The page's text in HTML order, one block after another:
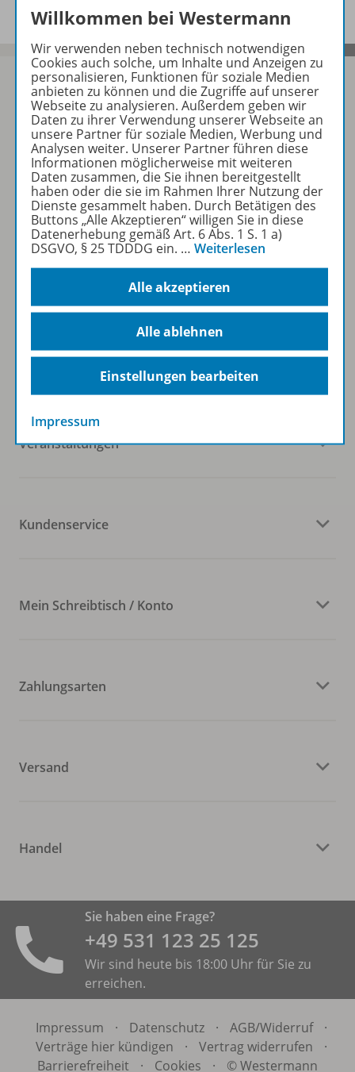
Sofort profitieren
Zum Newsletter anmelden
Folgen Sie uns auf Social Media
Westermann Gruppe
Veranstaltungen
Kundenservice
Mein Schreibtisch / Konto
Zahlungsarten
Versand
Handel
Sie haben eine Frage?
+49 531 ­123 25 125
Wir sind heute bis 18:00 Uhr für Sie zu
erreichen.
Impressum · Datenschutz · AGB/Widerruf
·
Verträge hier kündigen
· Vertrag widerrufen
·
Barrierefreiheit
· Cookies · © Westermann
Willkommen bei Westermann
Wir verwenden neben technisch notwendigen
Cookies auch solche, um Inhalte und Anzeigen zu
personalisieren, Funktionen für soziale Medien
anbieten zu können und die Zugriffe auf unserer
Webseite zu analysieren. Außerdem geben wir
Daten zu ihrer Verwendung unserer Webseite an
unsere Partner für soziale Medien, Werbung und
Analysen weiter. Unserer Partner führen diese
Informationen möglicherweise mit weiteren
Daten zusammen, die Sie ihnen bereitgestellt
haben oder die sie im Rahmen Ihrer Nutzung der
Dienste gesammelt haben. Durch Betätigen des
Buttons „Alle Akzeptieren“ willigen Sie in diese
Datenerhebung gemäß Art. 6 Abs. 1 S. 1 a)
DSGVO, § 25 TDDDG ein. … Weiterlesen
Alle akzeptieren
Alle ablehnen
Einstellungen bearbeiten
Impressum